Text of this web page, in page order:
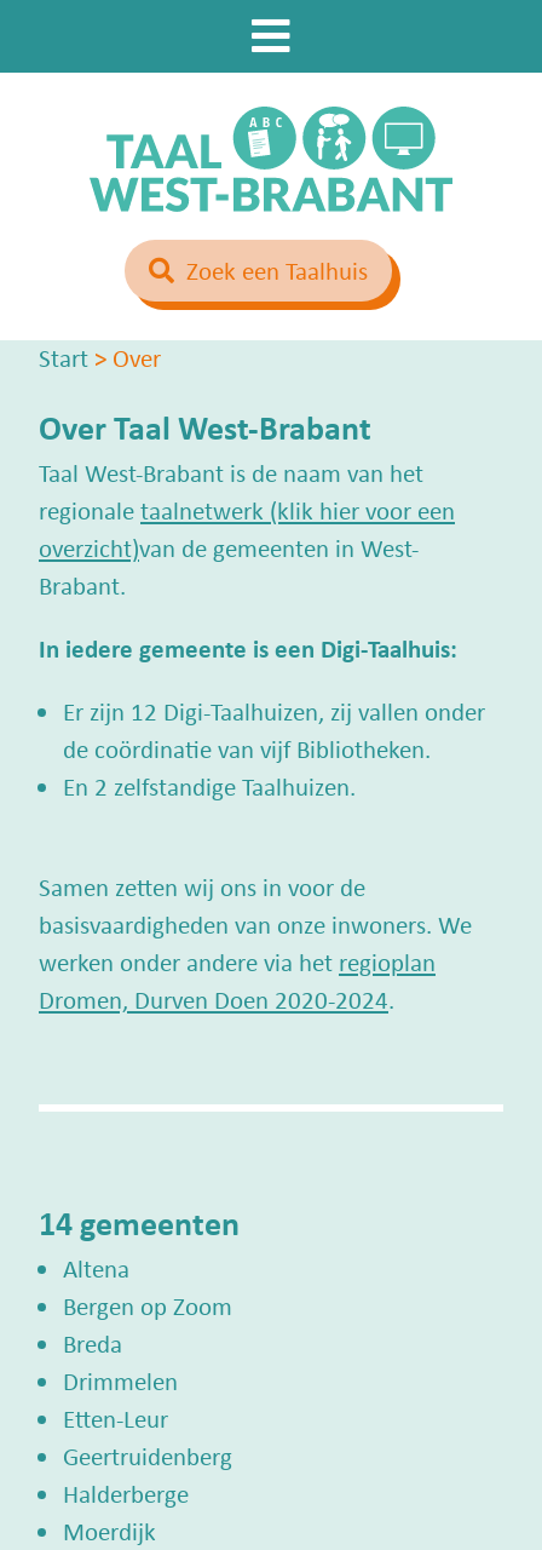
Zoek een Taalhuis
Start > Over
Over Taal West-Brabant
Taal West-Brabant is de naam van het
regionaletaalnetwerk (klik hier voor een
overzicht)van de gemeenten in West-
Brabant.
In iedere gemeente is een Digi-Taalhuis:
Er zijn 12 Digi-Taalhuizen, zij vallen onder
de coördinatie van vijf Bibliotheken.
En 2 zelfstandige Taalhuizen.
Samen zetten wij ons in voor de
basisvaardigheden van onze inwoners. We
werken onder andere via het regioplan
Dromen, Durven Doen 2020-2024.
14 gemeenten
Altena
Bergen op Zoom
Breda
Drimmelen
Etten-Leur
Geertruidenberg
Halderberge
Moerdijk